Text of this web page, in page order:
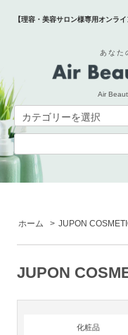
【理容・美容サロン様専用オンラ
あなた
Air
ホーム > JUPON
JUPON
化粧品